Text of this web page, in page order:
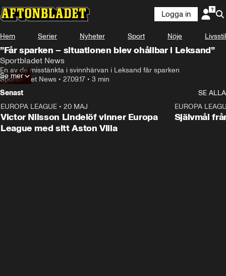
Logga in
Hem Serier Nyheter Sport Nöje Livsstil
”Får sparken – situationen blev ohållbar i Leksand”
Sportbladet News
En av de misstänkta i svinnhärvan i Leksand får sparken
Sportbladet News • 27.09.17 • 3 min
Se mer
Senast
SE ALLA
EUROPA LEAGUE • 20 MAJ
Victor Nilsson Lindelöf vinner Europa
League med sitt Aston Villa
EUROPA
Självmål